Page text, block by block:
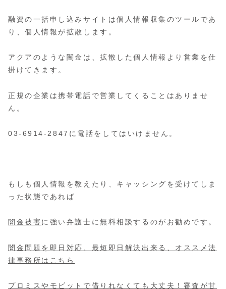
融資の一括申し込みサイトは個人情報収集のツールであ
り、個人情報が拡散します。
アクアのような闇金は、拡散した個人情報より営業を仕
掛けてきます。
正規の企業は携帯電話で営業してくることはありませ
ん。
03-6914-2847に電話をしてはいけません。
もしも個人情報を教えたり、キャッシングを受けてしま
った状態であれば
闇金被害に強い弁護士に無料相談するのがお勧めです。
闇金問題を即日対応、最短即日解決出来る、オススメ法
律事務所はこちら
プロミスやモビットで借りれなくても大丈夫！審査が甘